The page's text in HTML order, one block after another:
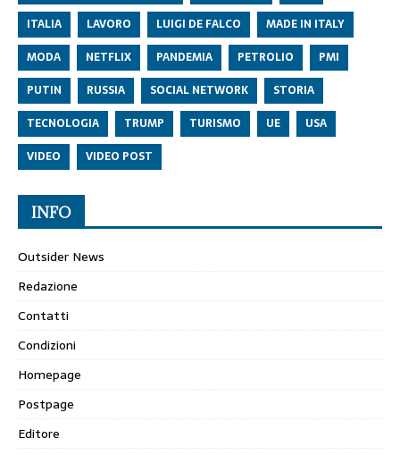
ITALIA
LAVORO LUIGI DE FALCO
MADE IN ITALY
MODA
NETFLIX PANDEMIA PETROLIO
PMI
PUTIN
RUSSIA SOCIAL NETWORK
STORIA
TECNOLOGIA
TRUMP TURISMO UE
USA
VIDEO
VIDEO POST
INFO
Outsider News
Redazione
Contatti
Condizioni
Homepage
Postpage
Editore